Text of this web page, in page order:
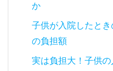
か
子供が入院したと
の負担額
実は負担大！子供